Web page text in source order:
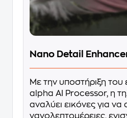
Nano Detail
Με την υποστήριξη του
alpha AI Processor, η
αναλύει εικόνες για
νανολεπτομέρειες,